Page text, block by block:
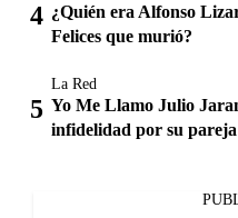
¿Quién era Alfonso
Felices que murió?
La Red
Yo Me Llamo Julio
infidelidad por su pareja